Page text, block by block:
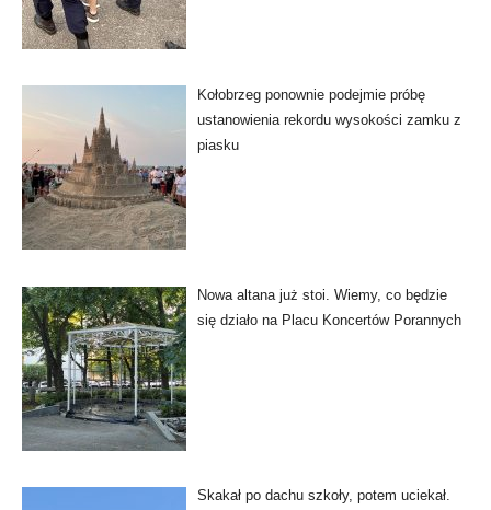
Kołobrzeg ponownie podejmie próbę
ustanowienia rekordu wysokości zamku z
piasku
Nowa altana już stoi. Wiemy, co będzie
się działo na Placu Koncertów Porannych
Skakał po dachu szkoły, potem uciekał.